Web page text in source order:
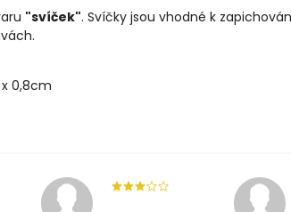
"svíček". Svíčky jsou vhodné k
0,8cm